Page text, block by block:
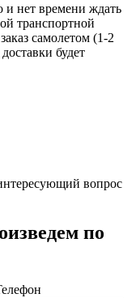
и нет времени ждать
транспортной
самолетом (1-2
будет
вопрос
по